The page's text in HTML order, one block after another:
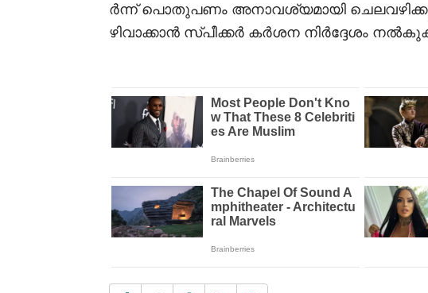
ർന്ന് പൊതുപണം അനാവശ്യമായി
ഴിവാക്കാൻ സ്പീക്കർ കർശന നിർദ്ദേശം